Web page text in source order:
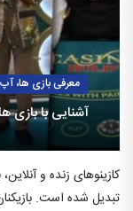
معرفی بازی ها،
آشنایی با بازی
کازینوهای زنده و
تبدیل شده است.